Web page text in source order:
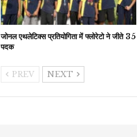
जोनल एथलेटिक्स प्रतियोगिता में फ्लोरेटो ने जीते 35
पदक
PREV NEXT